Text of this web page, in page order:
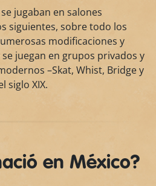
jugaban en salones
siguientes, sobre todo los
modificaciones y
juegan en grupos privados y
–Skat, Whist, Bridge y
siglo XIX.
en México?